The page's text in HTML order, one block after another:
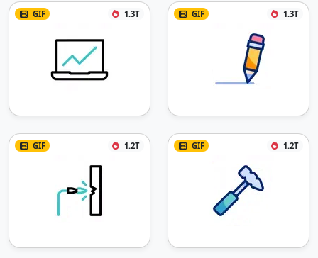
GIF 1.3T GIF 1.3T
GIF 1.2T GIF 1.2T